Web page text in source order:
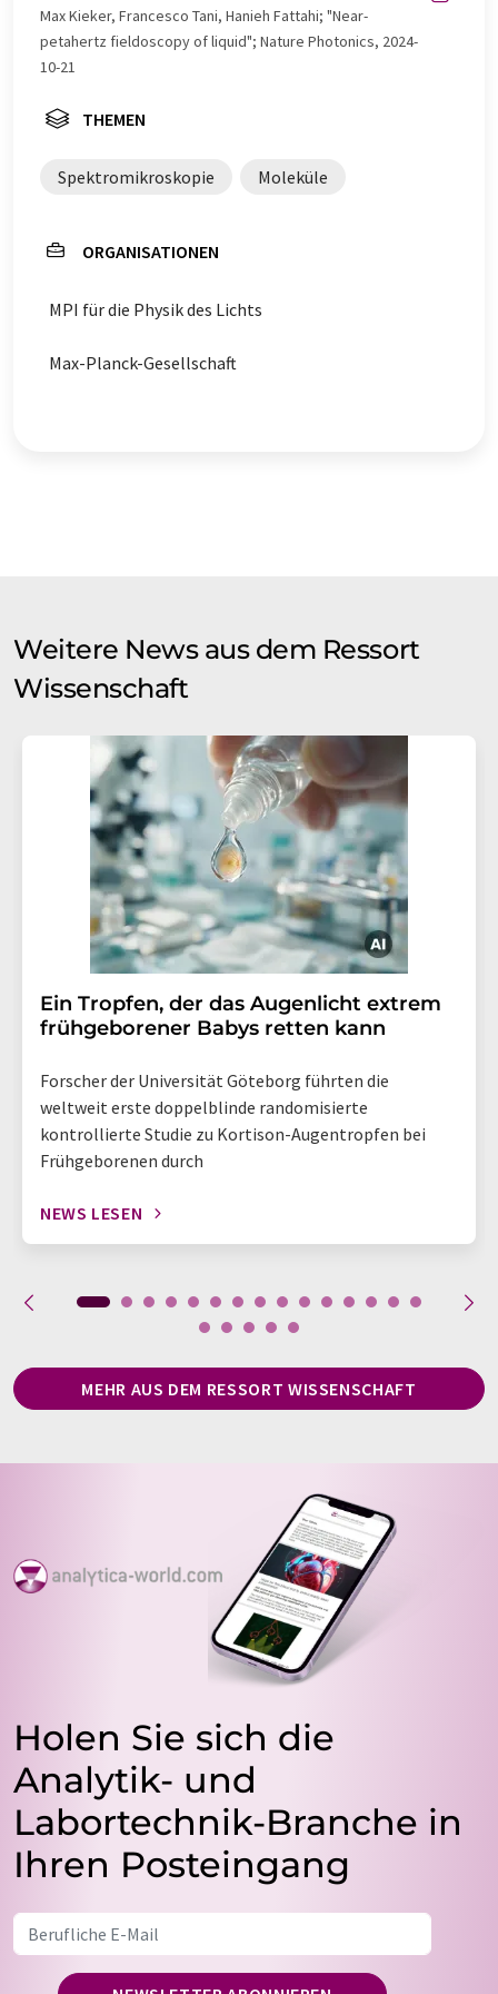
Max Kieker, Francesco Tani, Hanieh Fattahi; "Near-
petahertz fieldoscopy of liquid"; Nature Photonics, 2024-
10-21
THEMEN
Spektromikroskopie Moleküle
ORGANISATIONEN
MPI für die Physik des Lichts
Max-Planck-Gesellschaft
Weitere News aus dem Ressort
Wissenschaft
Ein Tropfen, der das Augenlicht extrem
frühgeborener Babys retten kann
Forscher der Universität Göteborg führten die
weltweit erste doppelblinde randomisierte
kontrollierte Studie zu Kortison-Augentropfen bei
Frühgeborenen durch
NEWS LESEN
MEHR AUS DEM RESSORT WISSENSCHAFT
Holen Sie sich die
Analytik- und
Labortechnik-Branche in
Ihren Posteingang